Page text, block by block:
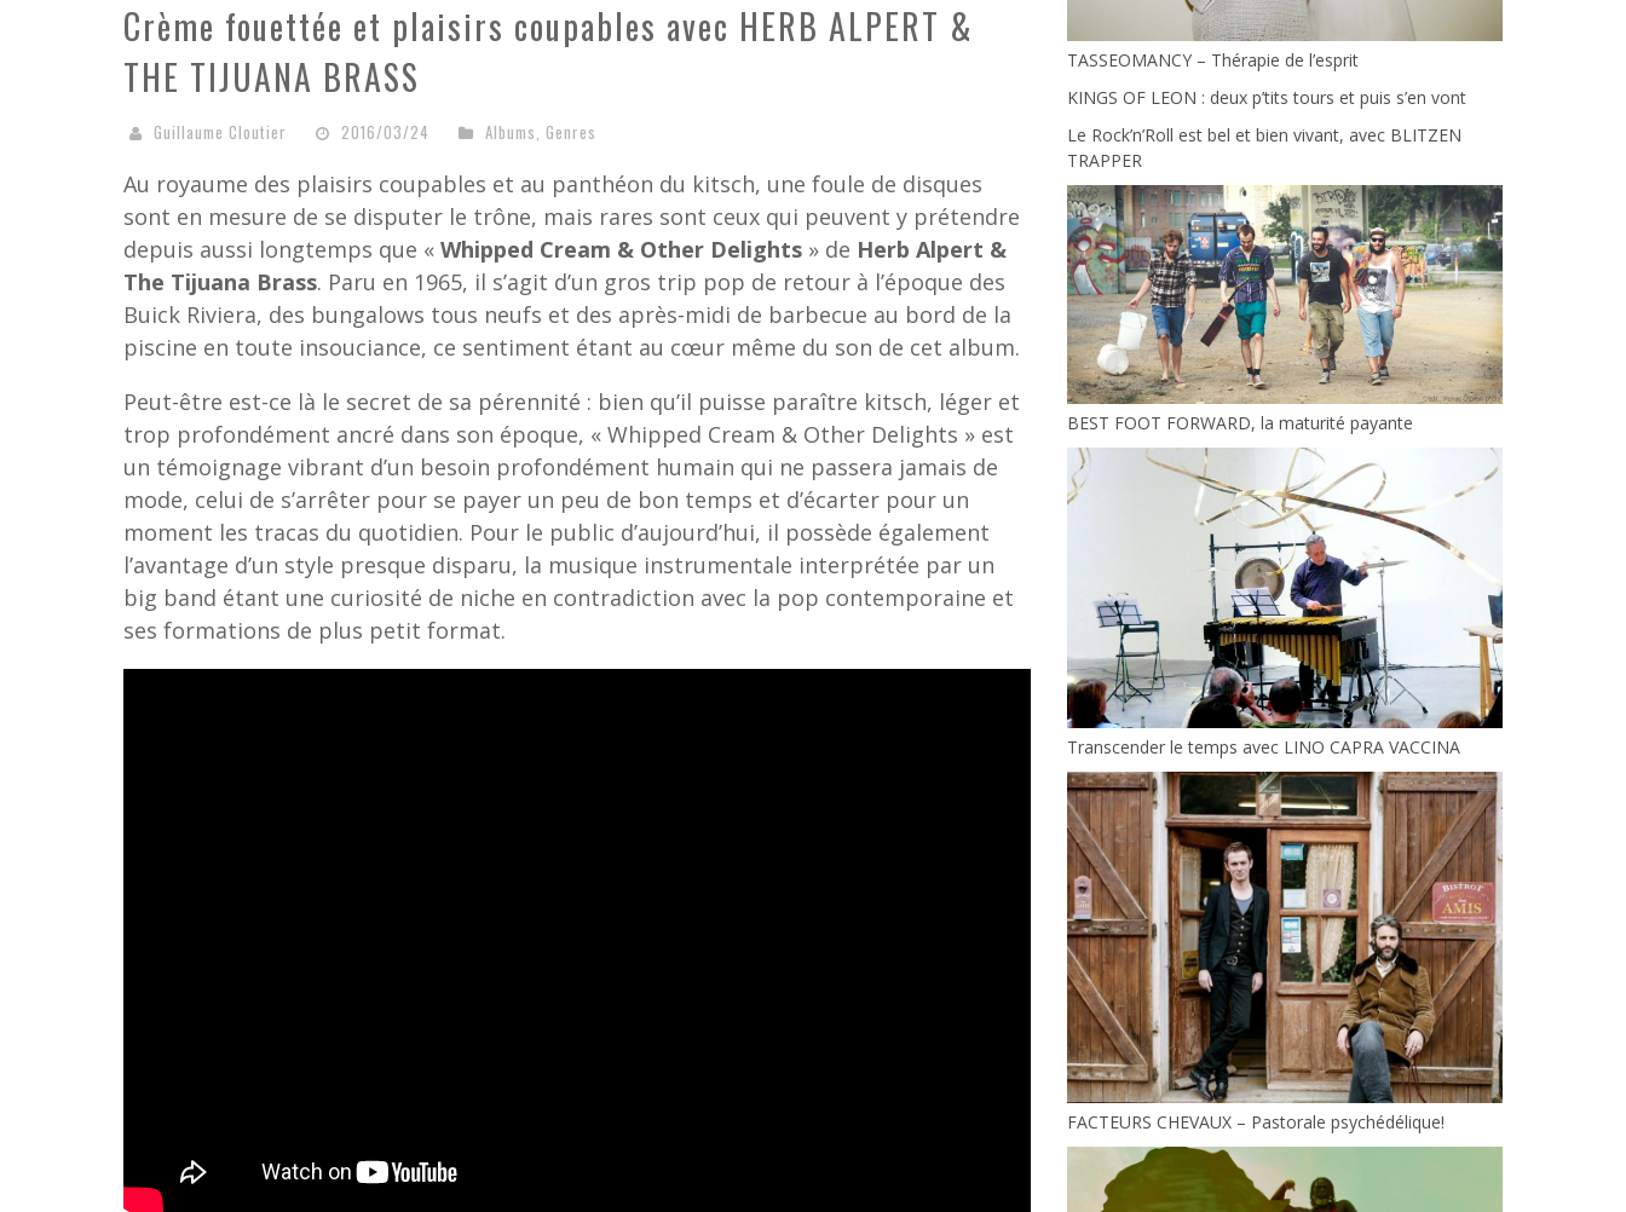
Crème fouettée et plaisirs coupables avec HERB ALPERT &
THE TIJUANA BRASS
Guillaume Cloutier 2016/03/24 Albums, Genres
Au royaume des plaisirs coupables et au panthéon du kitsch, une foule de disques
sont en mesure de se disputer le trône, mais rares sont ceux qui peuvent y prétendre
depuis aussi longtemps que « Whipped Cream & Other Delights » de Herb Alpert &
The Tijuana Brass. Paru en 1965, il s’agit d’un gros trip pop de retour à l’époque des
Buick Riviera, des bungalows tous neufs et des après-midi de barbecue au bord de la
piscine en toute insouciance, ce sentiment étant au cœur même du son de cet album.
Peut-être est-ce là le secret de sa pérennité : bien qu’il puisse paraître kitsch, léger et
trop profondément ancré dans son époque, « Whipped Cream & Other Delights » est
un témoignage vibrant d’un besoin profondément humain qui ne passera jamais de
mode, celui de s’arrêter pour se payer un peu de bon temps et d’écarter pour un
moment les tracas du quotidien. Pour le public d’aujourd’hui, il possède également
l’avantage d’un style presque disparu, la musique instrumentale interprétée par un
big band étant une curiosité de niche en contradiction avec la pop contemporaine et
ses formations de plus petit format.
TASSEOMANCY – Thérapie de l’esprit
KINGS OF LEON : deux p’tits tours et puis s’en vont
Le Rock’n’Roll est bel et bien vivant, avec BLITZEN
TRAPPER
BEST FOOT FORWARD, la maturité payante
Transcender le temps avec LINO CAPRA VACCINA
FACTEURS CHEVAUX – Pastorale psychédélique!